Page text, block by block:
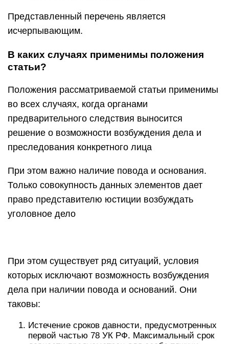
Представленный перечень является
исчерпывающим.
В каких случаях применимы положения
статьи?
Положения рассматриваемой статьи применимы
во всех случаях, когда органами
предварительного следствия выносится
решение о возможности возбуждения дела и
преследования конкретного лица
При этом важно наличие повода и основания.
Только совокупность данных элементов дает
право представителю юстиции возбуждать
уголовное дело
При этом существует ряд ситуаций, условия
которых исключают возможность возбуждения
дела при наличии повода и оснований. Они
таковы:
Истечение сроков давности, предусмотренных
первой частью 78 УК РФ. Максимальный срок